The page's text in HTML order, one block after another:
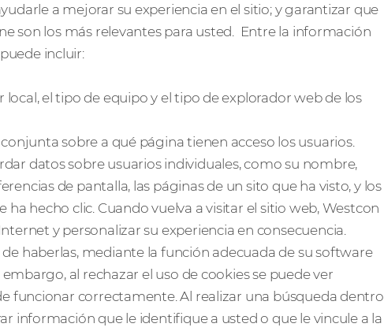
a mejorar su experiencia en el sitio; y garantizar que
son los más relevantes para usted. Entre la información
incluir:
el tipo de equipo y el tipo de explorador web de los
sobre a qué página tienen acceso los usuarios.
datos sobre usuarios individuales, como su nombre,
de pantalla, las páginas de un sito que ha visto, y los
ha hecho clic. Cuando vuelva a visitar el sitio web, Westcon
y personalizar su experiencia en consecuencia.
haberlas, mediante la función adecuada de su software
al rechazar el uso de cookies se puede ver
funcionar correctamente. Al realizar una búsqueda dentro
información que le identifique a usted o que le vincule a la